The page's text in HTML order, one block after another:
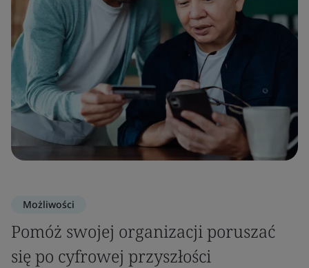
Możliwości
Pomóż swojej organizacji poruszać
się po cyfrowej przyszłości